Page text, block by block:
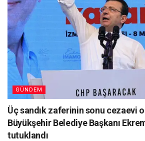
GÜNDEM
Üç sandık zaferinin sonu cezaevi
Büyükşehir Belediye Başkanı
tutuklandı